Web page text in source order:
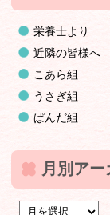
栄養士より
近隣の皆様へ
こあら組
うさぎ組
ぱんだ組
月別ア